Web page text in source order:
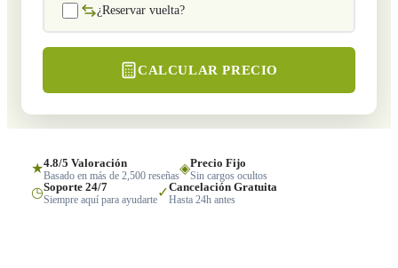
¿Reservar vuelta?
CALCULAR PRECIO
★4.8/5 Valoración
Basado en más de 2,500 reseñas◈Precio Fijo
Sin cargos ocultos
◷Soporte 24/7
Siempre aquí para ayudarte✓Cancelación Gratuita
Hasta 24h antes